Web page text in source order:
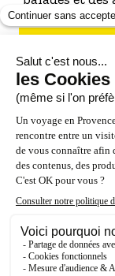
NOS
ESPACE